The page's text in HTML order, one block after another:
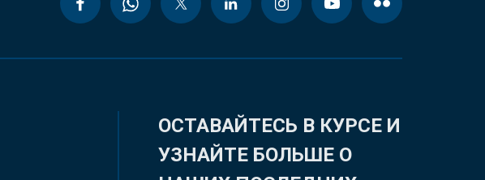
ОСТАВАЙТЕСЬ В КУРСЕ И
УЗНАЙТЕ БОЛЬШЕ О